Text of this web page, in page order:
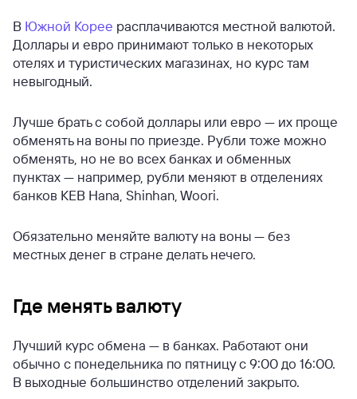
В Южной Корее расплачиваются местной валютой.
Доллары и евро принимают только в некоторых
отелях и туристических магазинах, но курс там
невыгодный.
Лучше брать с собой доллары или евро — их проще
обменять на воны по приезде. Рубли тоже можно
обменять, но не во всех банках и обменных
пунктах — например, рубли меняют в отделениях
банков KEB Hana, Shinhan, Woori.
Обязательно меняйте валюту на воны — без
местных денег в стране делать нечего.
Где менять валюту
Лучший курс обмена — в банках. Работают они
обычно с понедельника по пятницу с 9:00 до 16:00.
В выходные большинство отделений закрыто.